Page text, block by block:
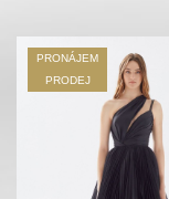
PRONÁJEM
PRODEJ